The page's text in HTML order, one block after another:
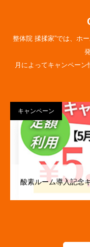
整体院 揉揉家”では、ホ
月によってキャンペー
キャンペーン
酸素ルーム導入記念